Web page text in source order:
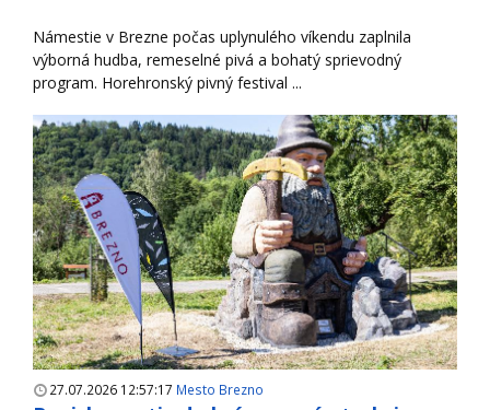
Námestie v Brezne počas uplynulého víkendu zaplnila
výborná hudba, remeselné pivá a bohatý sprievodný
program. Horehronský pivný festival ...
27.07.2026 12:57:17 Mesto Brezno